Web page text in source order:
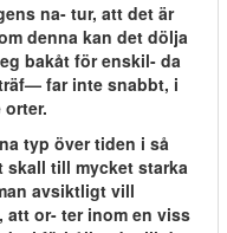
na- tur, att det är
denna kan det dölja
bakåt för enskil- da
far inte snabbt, i
typ över tiden i så
skall till mycket starka
avsiktligt vill
or- ter inom en viss